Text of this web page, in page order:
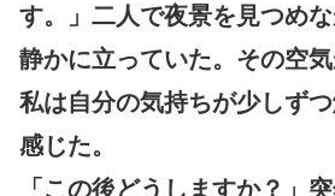
す。」二人で夜景を見つめ
静かに立っていた。その空気
私は自分の気持ちが少しず
感じた。
「この後どうしますか？」